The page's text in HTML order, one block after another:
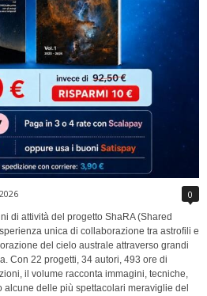
0
di attività del progetto ShaRA (Shared
unica di collaborazione tra astrofili e
del cielo australe attraverso grandi
Con 22 progetti, 34 autori, 493 ore di
il volume racconta immagini, tecniche,
delle più spettacolari meraviglie del